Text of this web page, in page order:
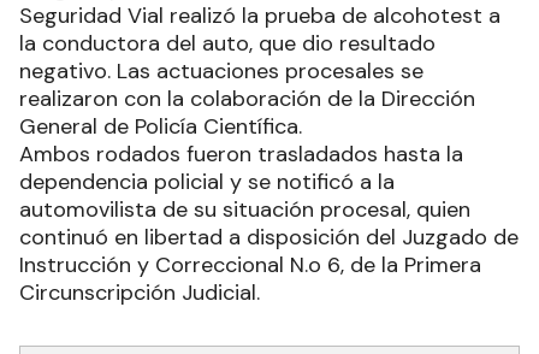
Seguridad Vial realizó la prueba de alcohotest a
la conductora del auto, que dio resultado
negativo. Las actuaciones procesales se
realizaron con la colaboración de la Dirección
General de Policía Científica.
Ambos rodados fueron trasladados hasta la
dependencia policial y se notificó a la
automovilista de su situación procesal, quien
continuó en libertad a disposición del Juzgado de
Instrucción y Correccional N.o 6, de la Primera
Circunscripción Judicial.